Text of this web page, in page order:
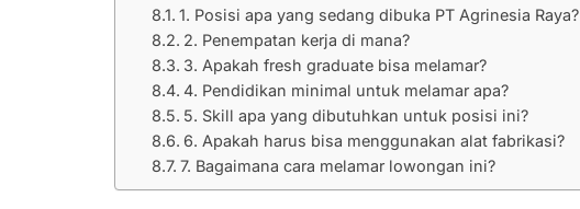
1. Posisi apa yang sedang dibuka PT Agrinesia Raya?
2. Penempatan kerja di mana?
3. Apakah fresh graduate bisa melamar?
4. Pendidikan minimal untuk melamar apa?
5. Skill apa yang dibutuhkan untuk posisi ini?
6. Apakah harus bisa menggunakan alat fabrikasi?
7. Bagaimana cara melamar lowongan ini?